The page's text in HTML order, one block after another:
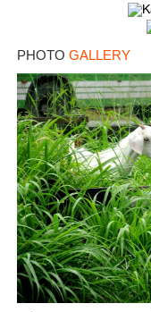
PHOTO GALLERY